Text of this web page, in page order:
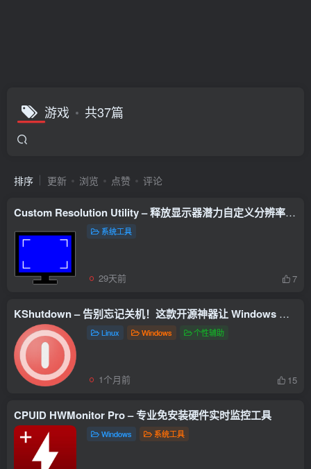
游戏 共37篇
排序 更新 浏览 点赞 评论
Custom Resolution Utility – 释放显示器潜力自定义分辨率程序
系统工具
29天前 7
KShutdown – 告别忘记关机！这款开源神器让 Windows 定时关机变轻松
Linux Windows 个性辅助
1个月前 15
CPUID HWMonitor Pro – 专业免安装硬件实时监控工具
Windows 系统工具